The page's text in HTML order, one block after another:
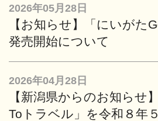
2026年05月28日
【お知らせ】「にいがた
発売開始について
2026年04月28日
【新潟県からのお知らせ
Toトラベル」を令和８年